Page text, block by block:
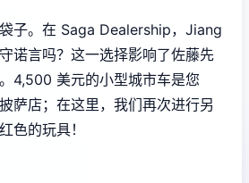
子。在 Saga Dealership，Jiang
诺言吗？这一选择影响了佐藤先
4,500 美元的小型城市车是您
萨店；在这里，我们再次进行另
色的玩具！